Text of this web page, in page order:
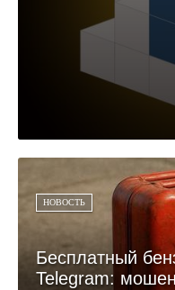
НОВОСТЬ
Бесплатный
Telegram: